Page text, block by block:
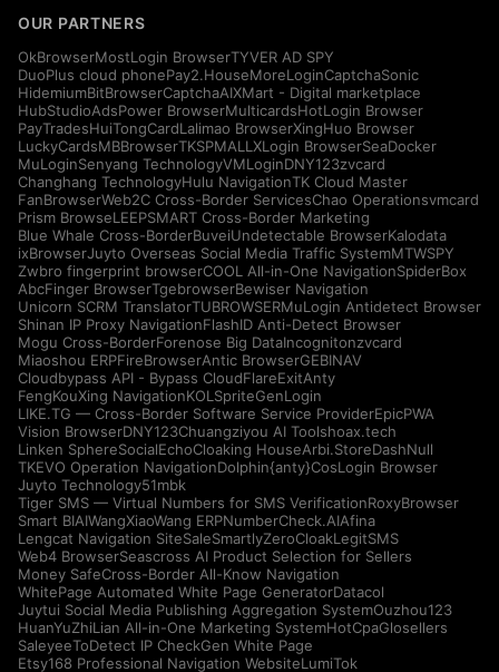
OUR PARTNERS
OkBrowserMostLogin BrowserTYVER AD SPY
DuoPlus cloud phonePay2.HouseMoreLoginCaptchaSonic
HidemiumBitBrowserCaptchaAIXMart - Digital marketplace
HubStudioAdsPower BrowserMulticardsHotLogin Browser
PayTradesHuiTongCardLalimao BrowserXingHuo Browser
LuckyCardsMBBrowserTKSPMALLXLogin BrowserSeaDocker
MuLoginSenyang TechnologyVMLoginDNY123zvcard
Changhang TechnologyHulu NavigationTK Cloud Master
FanBrowserWeb2C Cross-Border ServicesChao Operationsvmcard
Prism BrowseLEEPSMART Cross-Border Marketing
Blue Whale Cross-BorderBuveiUndetectable BrowserKalodata
ixBrowserJuyto Overseas Social Media Traffic SystemMTWSPY
Zwbro fingerprint browserCOOL All-in-One NavigationSpiderBox
AbcFinger BrowserTgebrowserBewiser Navigation
Unicorn SCRM TranslatorTUBROWSERMuLogin Antidetect Browser
Shinan IP Proxy NavigationFlashID Anti-Detect Browser
Mogu Cross-BorderForenose Big DataIncognitonzvcard
Miaoshou ERPFireBrowserAntic BrowserGEBINAV
Cloudbypass API - Bypass CloudFlareExitAnty
FengKouXing NavigationKOLSpriteGenLogin
LIKE.TG — Cross-Border Software Service ProviderEpicPWA
Vision BrowserDNY123Chuangziyou AI Toolshoax.tech
Linken SphereSocialEchoCloaking HouseArbi.StoreDashNull
TKEVO Operation NavigationDolphin{anty}CosLogin Browser
Juyto Technology51mbk
Tiger SMS — Virtual Numbers for SMS VerificationRoxyBrowser
Smart BIAIWangXiaoWang ERPNumberCheck.AIAfina
Lengcat Navigation SiteSaleSmartlyZeroCloakLegitSMS
Web4 BrowserSeascross AI Product Selection for Sellers
Money SafeCross-Border All-Know Navigation
WhitePage Automated White Page GeneratorDatacol
Juytui Social Media Publishing Aggregation SystemOuzhou123
HuanYuZhiLian All-in-One Marketing SystemHotCpaGlosellers
SaleyeeToDetect IP CheckGen White Page
Etsy168 Professional Navigation WebsiteLumiTok